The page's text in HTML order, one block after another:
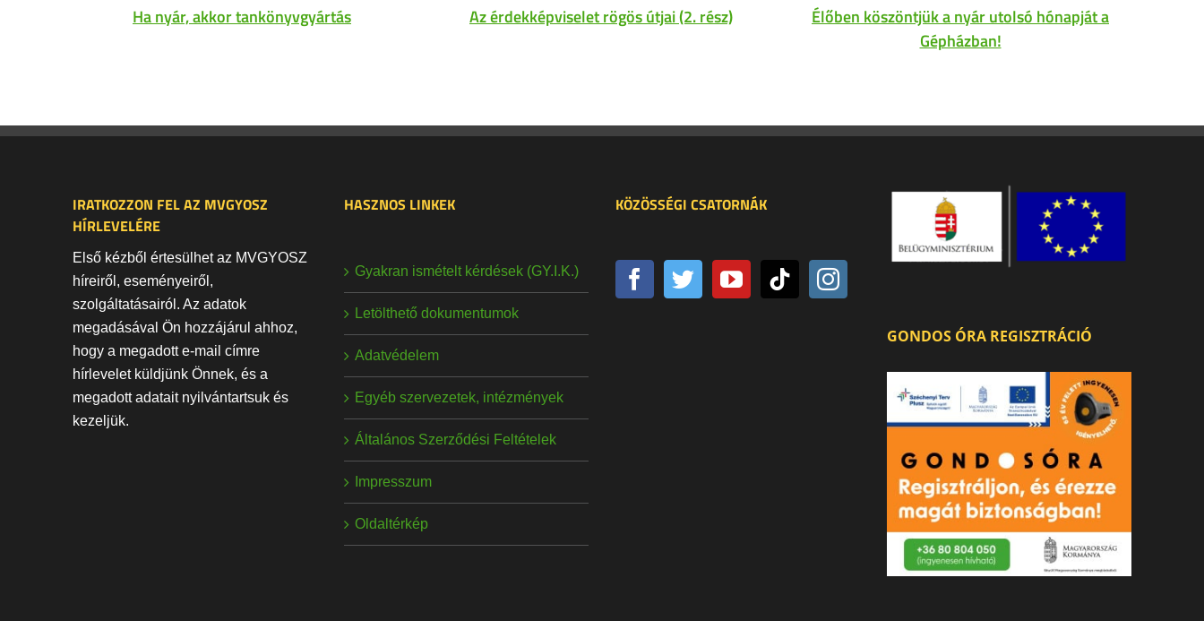
Ha nyár, akkor tankönyvgyártás Az érdekképviselet rögös útjai (2. rész)
Élőben köszöntjük a nyár utolsó hónapját a
Gépházban!
IRATKOZZON FEL AZ MVGYOSZ
HÍRLEVELÉRE
Első kézből értesülhet az MVGYOSZ
híreiről, eseményeiről,
szolgáltatásairól. Az adatok
megadásával Ön hozzájárul ahhoz,
hogy a megadott e-mail címre
hírlevelet küldjünk Önnek, és a
megadott adatait nyilvántartsuk és
kezeljük.
HASZNOS LINKEK
Gyakran ismételt kérdések (GY.I.K.)
Letölthető dokumentumok
Adatvédelem
Egyéb szervezetek, intézmények
Általános Szerződési Feltételek
Impresszum
Oldaltérkép
KÖZÖSSÉGI CSATORNÁK
GONDOS ÓRA REGISZTRÁCIÓ